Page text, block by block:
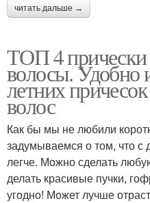
читать дальше →
ТОП 4 прически
волосы. Удобно
летних
волос
Как бы мы не любили
задумываемся о том, что
легче. Можно сделать
делать красивые пучки,
угодно! Может лучше